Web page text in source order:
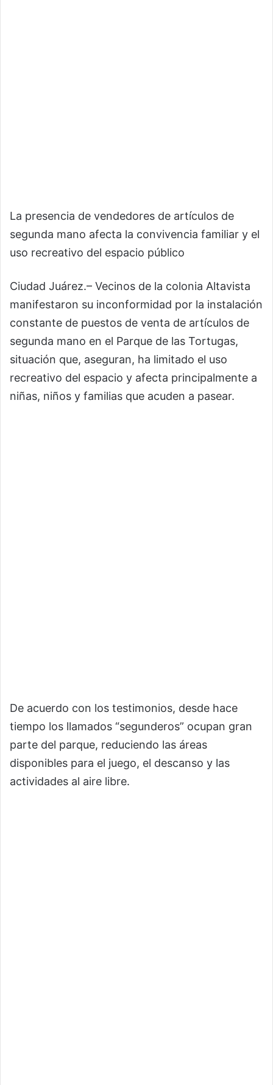
La presencia de vendedores de artículos de
segunda mano afecta la convivencia familiar y el
uso recreativo del espacio público
Ciudad Juárez.– Vecinos de la colonia Altavista
manifestaron su inconformidad por la instalación
constante de puestos de venta de artículos de
segunda mano en el Parque de las Tortugas,
situación que, aseguran, ha limitado el uso
recreativo del espacio y afecta principalmente a
niñas, niños y familias que acuden a pasear.
De acuerdo con los testimonios, desde hace
tiempo los llamados “segunderos” ocupan gran
parte del parque, reduciendo las áreas
disponibles para el juego, el descanso y las
actividades al aire libre.